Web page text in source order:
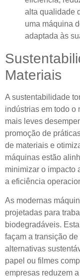
alta qualidade
uma máquina
adaptada às
Materiais
A sustentabilidade
indústrias em todo o
mais leves
promoção de
de materiais e
máquinas estão
minimizar o impacto
a eficiência
As modernas
projetadas para
biodegradáveis.
façam a transição
alternativas
papel ou filmes
empresas reduzem